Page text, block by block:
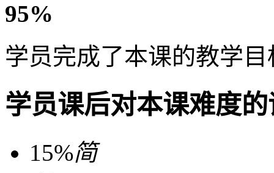
95%
学员完成了本课的教学目
学员课后对本课难度
15%简